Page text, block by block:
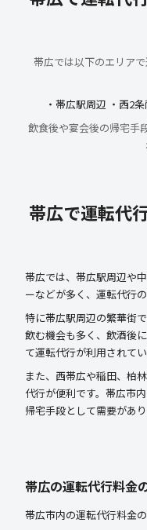
帯広では以下のエリアで
・帯広駅周辺 ・西2
飲食後や宴会後の帰宅手
帯広で運転代
帯広では、帯広駅周辺や
ーなどが多く、運転代行の
特に帯広駅周辺の繁華街
飲む機会も多く、飲酒後
て運転代行が利用されてい
また、西帯広や稲田、柏
代行が便利です。帯広市
帰宅手段として需要があり
帯広の運転代行料金
帯広市内の運転代行料金